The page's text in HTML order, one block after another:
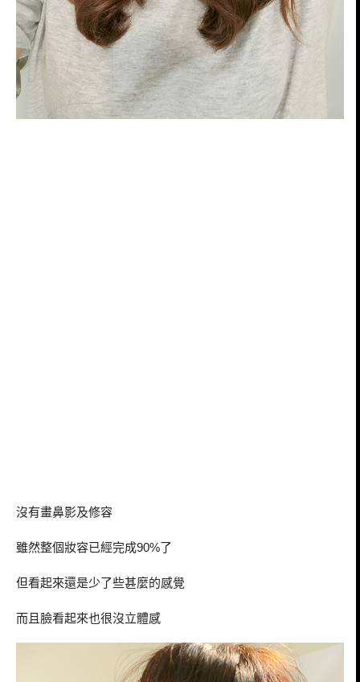
沒有畫鼻影及修容
雖然整個妝容已經完成90%了
但看起來還是少了些甚麼的感覺
而且臉看起來也很沒立體感